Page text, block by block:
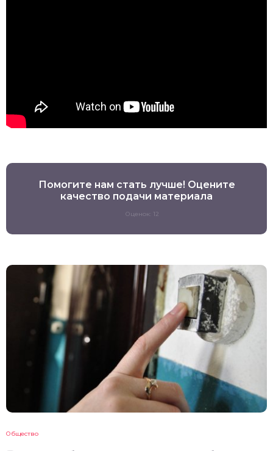
Помогите нам стать лучше! Оцените
качество подачи материала
Оценок: 12
Общество